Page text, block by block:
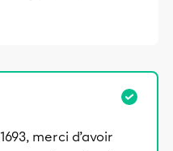
merci d’avoir